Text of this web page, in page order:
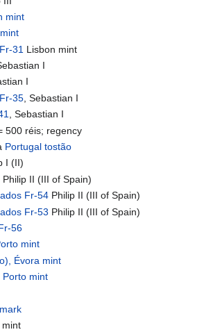
mint
31 Lisbon mint
I
I
35 , Sebastian I
, Sebastian I
500 réis; regency
Portugal tostão
I (II)
Philip II (III of Spain)
Fr-54 Philip II (III of Spain)
Fr-53 Philip II (III of Spain)
56
mint
Évora mint
mint
mint